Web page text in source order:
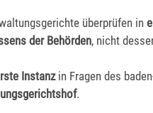
überprüfen in
der Behörden, nicht
Instanzin Fragen des
.